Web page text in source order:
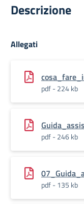
Descrizione
Allegati
pdf - 224 kb
pdf - 246 kb
pdf - 135 kb